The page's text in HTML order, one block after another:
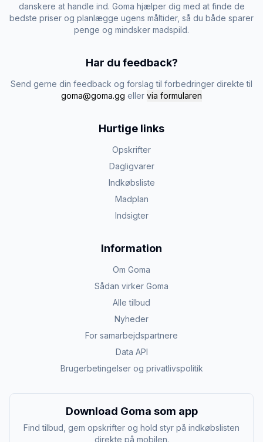
danskere at handle ind. Goma hjælper dig med at finde de
bedste priser og planlægge ugens måltider, så du både sparer
penge og mindsker madspild.
Har du feedback?
Send gerne din feedback og forslag til forbedringer direkte til
goma@goma.gg eller via formularen
Hurtige links
Opskrifter
Dagligvarer
Indkøbsliste
Madplan
Indsigter
Information
Om Goma
Sådan virker Goma
Alle tilbud
Nyheder
For samarbejdspartnere
Data API
Brugerbetingelser og privatlivspolitik
Download Goma som app
Find tilbud, gem opskrifter og hold styr på indkøbslisten
direkte på mobilen.